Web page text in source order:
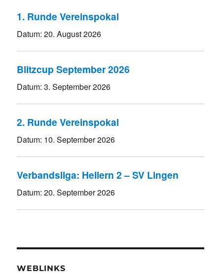
1. Runde Vereinspokal
Datum:20. August 2026
Blitzcup September 2026
Datum:3. September 2026
2. Runde Vereinspokal
Datum: 10. September 2026
Verbandsliga: Hellern 2 – SV Lingen
Datum:20. September 2026
WEBLINKS